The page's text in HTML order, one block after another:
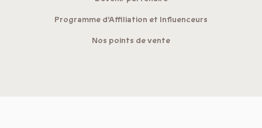
Programme d'Affiliation et Influenceurs
Nos points de vente